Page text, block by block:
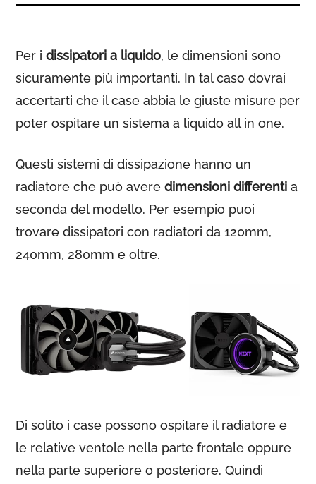
Per idissipatori a liquido, le dimensioni sono
sicuramente più importanti. In tal caso dovrai
accertarti che il case abbia le giuste misure per
poter ospitare un sistema a liquido all in one.
Questi sistemi di dissipazione hanno un
radiatore che può averedimensioni differenti a
seconda del modello. Per esempio puoi
trovare dissipatori con radiatori da 120mm,
240mm, 280mm e oltre.
Di solito i case possono ospitare il radiatore e
le relative ventole nella parte frontale oppure
nella parte superiore o posteriore. Quindi